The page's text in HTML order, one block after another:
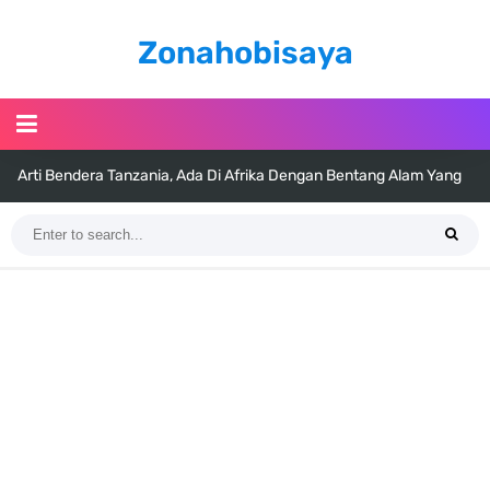
Zonahobisaya
Arti Bendera Tanzania, Ada Di Afrika Dengan Bentang Alam Yang